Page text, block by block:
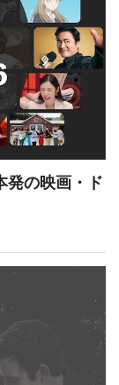
発の映画・ド